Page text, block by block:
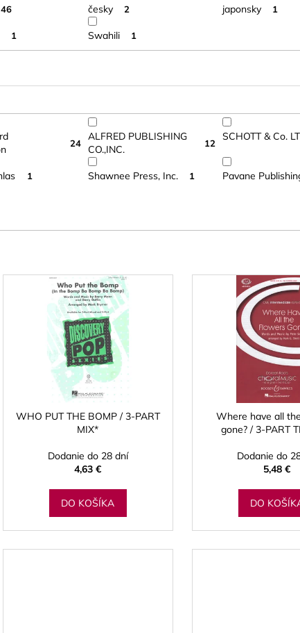
46 česky 2 japonsky 1
1 Swahili 1
24
ALFRED PUBLISHING
CO.,INC.
12
SCHOTT & Co.
1 Shawnee Press, Inc. 1 Pavane
WHO PUT THE BOMP / 3-PART
MIX*
Dodanie do 28 dní
4,63 €
DO KOŠÍKA
Where have all
gone? / 3-PART
Dodanie do
5,48 €
DO